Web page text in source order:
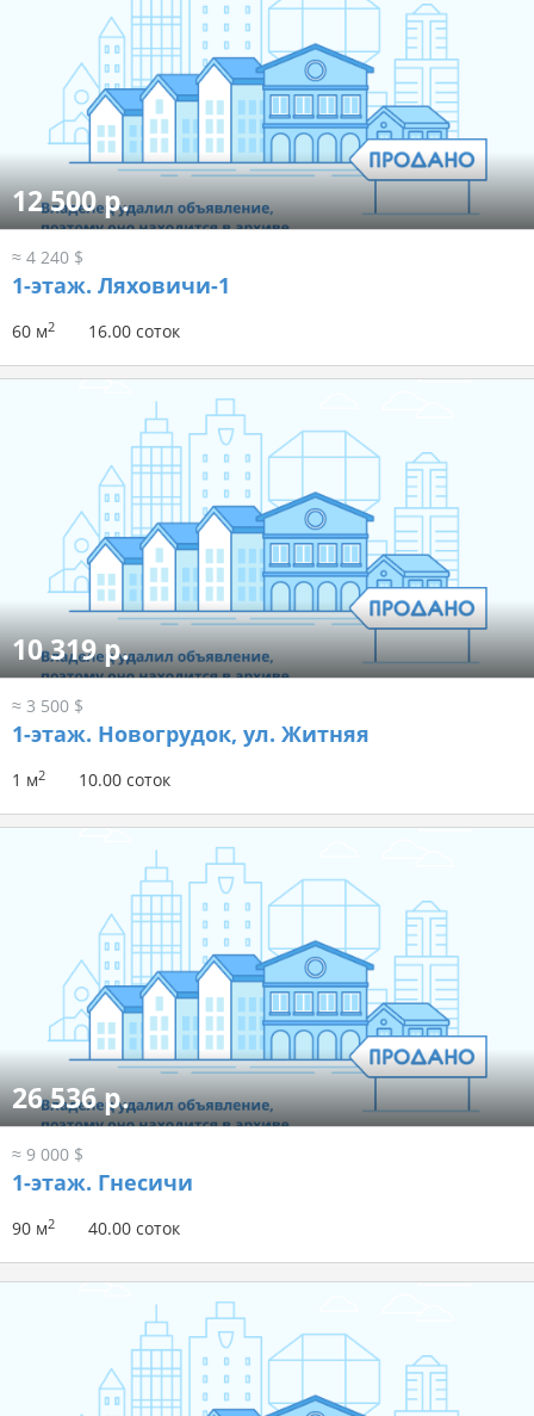
12 500 р.
≈ 4 240 $
1-этаж. Ляховичи-1
60 м2 16.00 соток
10 319 р.
≈ 3 500 $
1-этаж. Новогрудок, ул. Житняя
1 м2 10.00 соток
26 536 р.
≈ 9 000 $
1-этаж. Гнесичи
90 м2 40.00 соток